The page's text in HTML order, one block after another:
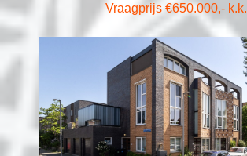
Vraagprijs €650.000,- k.k.